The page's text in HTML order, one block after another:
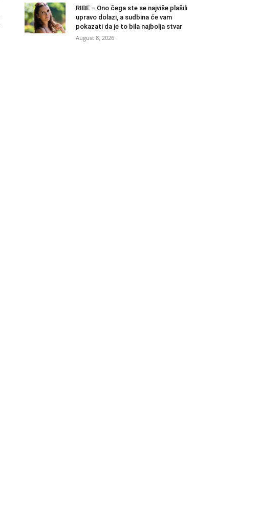
RIBE – Ono čega ste se najviše plašili
upravo dolazi, a sudbina će vam
pokazati da je to bila najbolja stvar
August 8, 2026